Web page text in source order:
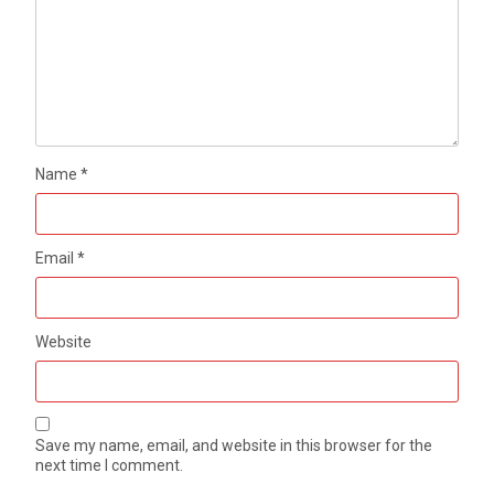
Name*
Email*
Website
Save my name, email, and website in this browser for the
next time I comment.